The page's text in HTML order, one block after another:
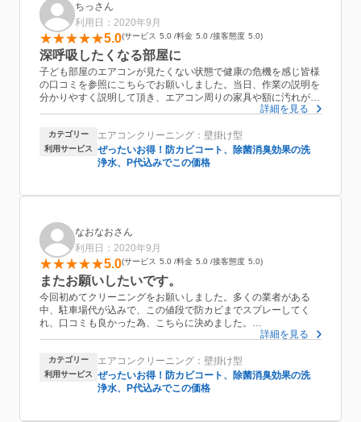
ちっさん
利用日：2020年9月
5.0 サービス 5.0 料金 5.0 接客態度 5.0
深呼吸したくなる部屋に
子ども部屋のエアコンが見たくない状態で健康の危機を感じ皆様
の口コミを参照にこちらでお願いしました。当日、作業の説明を
分かりやすく説明して頂き、エアコン周りの家具や額に汚れが飛
び散らない様にシートをかけて作業して下さいました。とても丁
願いしたいと思います。
詳細を見る
カテゴリー エアコンクリーニング：壁掛け型
利用サービス
ぜったいお得！防カビコート、除菌消臭効果の洗
浄水、P代込みでこの価格
なおなおさん
利用日：2020年9月
5.0 サービス 5.0 料金 5.0 接客態度 5.0
またお願いしたいです。
今回初めてクリーニングをお願いしました。多くの業者がある
中、駐車場代が込みで、この値段で防カビまでスプレーしてく
れ、口コミも良かった為、こちらに決めました。
時間通りに来て、早めに終わりました。最初に作業内容を説明し
です。
詳細を見る
カテゴリー エアコンクリーニング：壁掛け型
利用サービス
ぜったいお得！防カビコート、除菌消臭効果の洗
浄水、P代込みでこの価格